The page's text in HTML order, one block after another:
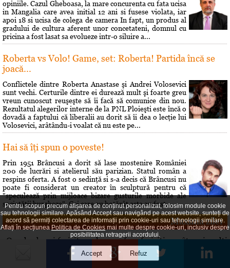
opiniile. Cazul Gheboasa, la mare concurenta cu fata ucisa
in Mangalia care avea initial 12 ani si fusese violata, iar
apoi 18 si ucisa de colega de camera In fapt, un produs al
gradului de cultura aferent unor concetateni, domnul cu
pricina a fost lasat sa evolueze intr-o siluire a...
Roberta vs Volo! Game, set: Roberta! Partida încă se
joacă...
Conflictele dintre Roberta Anastase şi Andrei Volosevici
sunt vechi. Certurile dintre ei durează mult şi foarte greu
vreun cunoscut reuşeşte să îi facă să comunice din nou.
Rezultatul alegerilor interne de la PNL Ploieşti este încă o
dovadă a faptului că liberalii au dorit să îi dea o lecţie lui
Volosevici, arâtându-i voalat că nu este pe...
Hai să îţi spun o poveste!
Prin 1951 Brâncusi a dorit să lase mostenire României
200 de lucrări si atelierul său parizian. Statul român a
respins oferta. A fost o sedinţă si s-a decis că Brâncusi nu
poate fi considerat un creator în sculptură pentru că
"speculează prin mijloace bizare gusturile morbide ale
societăţii burgheze". Cei care au hotărât asta au fost...
Maxima zilei
„Omul cel mai fericit e cel care-i face fericiţi pe cât mai mulţi
oameni.” — Denis Diderot
Pentru scopuri precum afișarea de conținut personalizat, folosim module cookie
sau tehnologii similare. Apăsând Accept sau navigând pe acest website, sunteți de
acord să permiți colectarea de informații prin cookie-uri sau tehnologii similare.
Aflați în secțiunea Politica de Cookies mai multe despre cookie-uri, inclusiv despre
posibilitatea retragerii acordului.